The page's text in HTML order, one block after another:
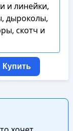
и линейки,
дыроколы,
скотч и
Купить